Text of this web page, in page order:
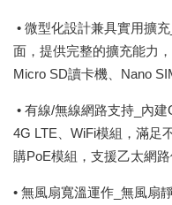
• 微型化設計兼具實用擴
面，提供完整的擴充能力
Micro SD讀卡機、Nano
• 有線/無線網路支持_內
4G LTE、WiFi模組，滿足
購PoE模組，支援乙太網路
• 無風扇寬溫運作_無風扇